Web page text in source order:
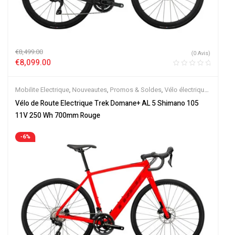
€8,499.00
€8,099.00
(0 Avis)
Mobilite Electrique, Nouveautes, Promos & Soldes, Vélo électrique
ville,Vélos de Route Electriques,Velos Electriques
Vélo de Route Electrique Trek Domane+ AL 5 Shimano 105
11V 250 Wh 700mm Rouge
-6%